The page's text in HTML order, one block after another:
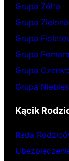
Grupa Żółta
Grupa Zielona
Grupa
Grupa
Grupa
Grupa
Kącik
Rada